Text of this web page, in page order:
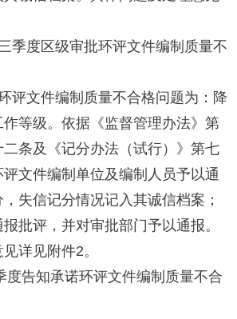
度区级审批环评文件编制质量不
文件编制质量不合格问题为：降
等级。依据《监督管理办法》第
条及《记分办法（试行）》第七
文件编制单位及编制人员予以通
失信记分情况记入其诚信档案；
批评，并对审批部门予以通报。
详见附件2。
告知承诺环评文件编制质量不合